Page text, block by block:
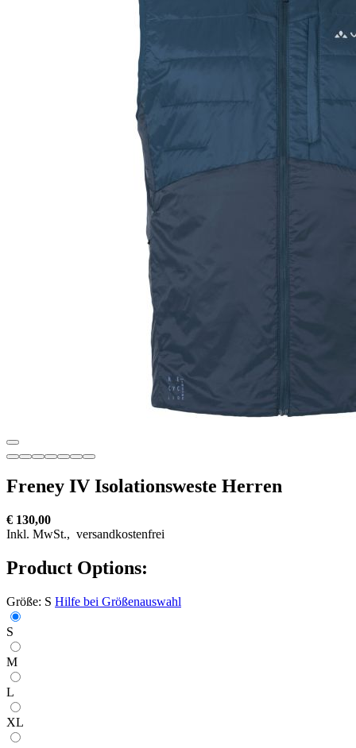
Freney IV Isolationsweste Herren
€ 130,00
Inkl. MwSt., versandkostenfrei
Product Options:
Größe: S Hilfe bei Größenauswahl
S
M
L
XL